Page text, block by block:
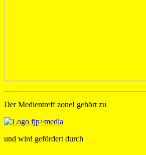
Der Medientreff zone! gehört zu
und wird gefördert durch